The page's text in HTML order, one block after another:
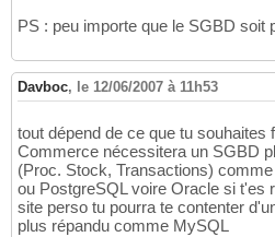
PS : peu importe que le SGBD soit
Davboc, le 12/06/2007 à 11h53
tout dépend de ce que tu souhaites
Commerce nécessitera un SGBD
(Proc. Stock, Transactions)
ou PostgreSQL voire Oracle si t'es
site perso tu pourra te contenter
plus répandu comme MySQL